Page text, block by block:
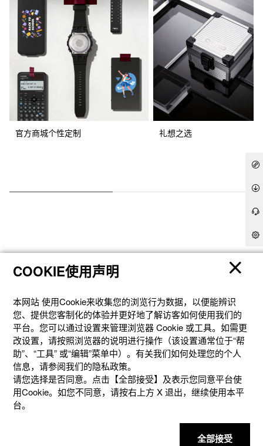
官方商城个性定制 礼想之选
客户支持
资讯
社交媒体
COOKIE使用声明
本网站 使⽤Cookie来收集您的浏览⾏为数据，以便能辨识
您、提供您客制化的体验并更好地了解访客如何使⽤我们的
平台。您可以通过设置来管理浏览器 Cookie 或⼯具。如需更
改设置，请按照浏览器的说明进⾏操作（该设置通常位于“帮
助”、“⼯具” 或“编辑”菜单中）。有关我们如何处理您的个⼈
信息，请参阅我们的隐私政策。
请您选择是否同意。点击【全部接受】及表示您同意平台使
用Cookie。如您不同意，请按右上⽅ X 退出，继续使⽤本平
台。
全部接受